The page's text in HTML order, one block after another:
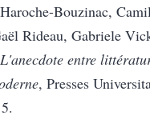
Bouzinac,
Rideau, Gabriele
L'anecdote entre
, Presses